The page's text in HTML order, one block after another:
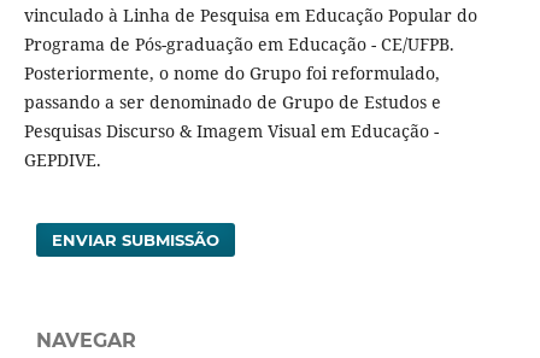
vinculado à Linha de Pesquisa em Educação Popular do
Programa de Pós-graduação em Educação - CE/UFPB.
Posteriormente, o nome do Grupo foi reformulado,
passando a ser denominado de Grupo de Estudos e
Pesquisas Discurso & Imagem Visual em Educação -
GEPDIVE.
ENVIAR SUBMISSÃO
NAVEGAR